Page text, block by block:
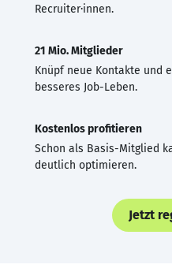
Recruiter·innen.
21 Mio. Mitglieder
Knüpf neue Kontakte und
besseres Job-Leben.
Kostenlos profitieren
Schon als Basis-Mitglied
deutlich optimieren.
Jetzt